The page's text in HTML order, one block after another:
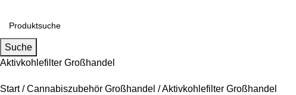
Suche
Aktivkohlefilter Großhandel
Start Cannabiszubehör Großhandel
Aktivkohlefilter Großhandel